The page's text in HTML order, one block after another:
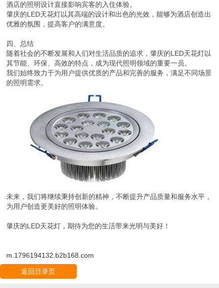
酒店的照明设计直接影响宾客的入住体验。
肇庆的LED天花灯以其高端的设计和出色的光效，能够为酒店创造出
优雅的氛围，提高客户的满意度。
四、总结
随着社会的不断发展和人们对生活品质的追求，肇庆的LED天花灯以
其节能、环保、高效的特点，成为现代照明领域的重要一员。
我们始终致力于为用户提供优质的产品和完善的服务，满足不同场景
的照明需求。
未来，我们将继续秉持创新的精神，不断提升产品质量和服务水平，
为用户创造更美好的照明体验。
肇庆的LED天花灯，期待为您的生活带来光明与美好！
m.1796194132.b2b168.com
返回目录页